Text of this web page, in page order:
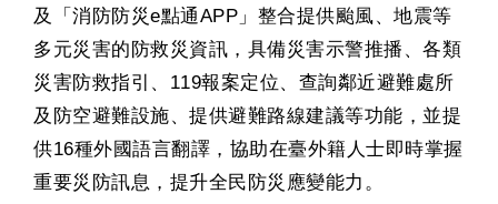
及「消防防災e點通APP」整合提供颱風、地震等
多元災害的防救災資訊，具備災害示警推播、各類
災害防救指引、119報案定位、查詢鄰近避難處所
及防空避難設施、提供避難路線建議等功能，並提
供16種外國語言翻譯，協助在臺外籍人士即時掌握
重要災防訊息，提升全民防災應變能力。